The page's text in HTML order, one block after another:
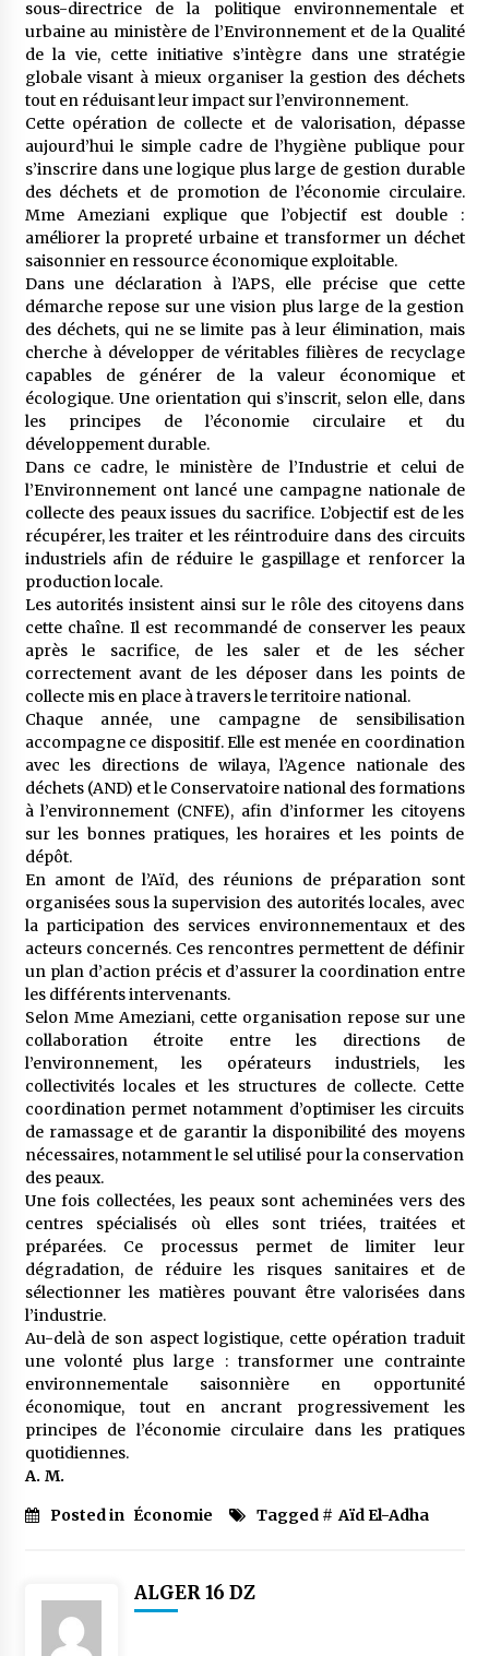
meilleur prêche du vendredi
2 semaines ago
Droit à l’affiliation au régime national de
retraite : Coup d’envoi d’une campagne de
sensibilisation au profit de la communauté
nationale à l’étranger
2 semaines ago
Lancement d’une campagne nationale de
sensibilisation sur la lutte contre le travail
informel
2 semaines ago
Première voiture de course conçue et
fabriquée localement : Une équipe d’étudiants
algériens participe à une compétition
internationale
3 semaines ago
Université Alger 3 : Lancement d’un master à
cursus intégré à la licence en communication
en langue amazighe
3 semaines ago
sous-directrice de la politique environnementale et
urbaine au ministère de l’Environnement et de la Qualité
de la vie, cette initiative s’intègre dans une stratégie
globale visant à mieux organiser la gestion des déchets
tout en réduisant leur impact sur l’environnement.
Cette opération de collecte et de valorisation, dépasse
aujourd’hui le simple cadre de l’hygiène publique pour
s’inscrire dans une logique plus large de gestion durable
des déchets et de promotion de l’économie circulaire.
Mme Ameziani explique que l’objectif est double :
améliorer la propreté urbaine et transformer un déchet
saisonnier en ressource économique exploitable.
Dans une déclaration à l’APS, elle précise que cette
démarche repose sur une vision plus large de la gestion
des déchets, qui ne se limite pas à leur élimination, mais
cherche à développer de véritables filières de recyclage
capables de générer de la valeur économique et
écologique. Une orientation qui s’inscrit, selon elle, dans
les principes de l’économie circulaire et du
développement durable.
Dans ce cadre, le ministère de l’Industrie et celui de
l’Environnement ont lancé une campagne nationale de
collecte des peaux issues du sacrifice. L’objectif est de les
récupérer, les traiter et les réintroduire dans des circuits
industriels afin de réduire le gaspillage et renforcer la
production locale.
Les autorités insistent ainsi sur le rôle des citoyens dans
cette chaîne. Il est recommandé de conserver les peaux
après le sacrifice, de les saler et de les sécher
correctement avant de les déposer dans les points de
collecte mis en place à travers le territoire national.
Chaque année, une campagne de sensibilisation
accompagne ce dispositif. Elle est menée en coordination
avec les directions de wilaya, l’Agence nationale des
déchets (AND) et le Conservatoire national des formations
à l’environnement (CNFE), afin d’informer les citoyens
sur les bonnes pratiques, les horaires et les points de
dépôt.
En amont de l’Aïd, des réunions de préparation sont
organisées sous la supervision des autorités locales, avec
la participation des services environnementaux et des
acteurs concernés. Ces rencontres permettent de définir
un plan d’action précis et d’assurer la coordination entre
les différents intervenants.
Selon Mme Ameziani, cette organisation repose sur une
collaboration étroite entre les directions de
l’environnement, les opérateurs industriels, les
collectivités locales et les structures de collecte. Cette
coordination permet notamment d’optimiser les circuits
de ramassage et de garantir la disponibilité des moyens
nécessaires, notamment le sel utilisé pour la conservation
des peaux.
Une fois collectées, les peaux sont acheminées vers des
centres spécialisés où elles sont triées, traitées et
préparées. Ce processus permet de limiter leur
dégradation, de réduire les risques sanitaires et de
sélectionner les matières pouvant être valorisées dans
l’industrie.
Au-delà de son aspect logistique, cette opération traduit
une volonté plus large : transformer une contrainte
environnementale saisonnière en opportunité
économique, tout en ancrant progressivement les
principes de l’économie circulaire dans les pratiques
quotidiennes.
A. M.
Posted in Économie Tagged # Aïd El-Adha
ALGER 16 DZ